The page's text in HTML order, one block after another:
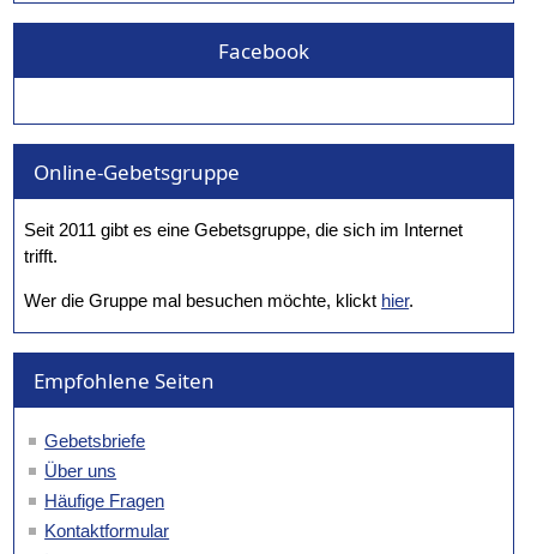
Facebook
Online-Gebetsgruppe
Seit 2011 gibt es eine Gebetsgruppe, die sich im Internet
trifft.
Wer die Gruppe mal besuchen möchte, klickt hier.
Empfohlene Seiten
Gebetsbriefe
Über uns
Häufige Fragen
Kontaktformular